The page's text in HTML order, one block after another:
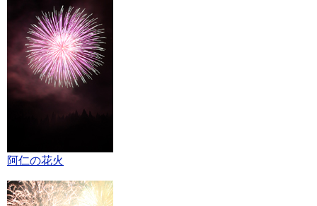
阿仁の花火